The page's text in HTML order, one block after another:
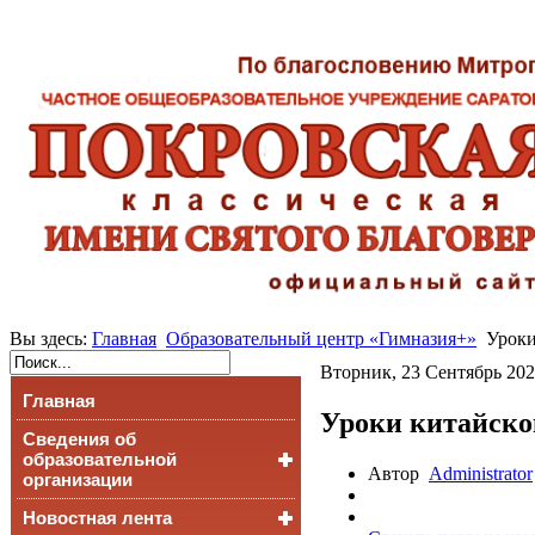
Вы здесь: Главная Образовательный центр «Гимназия+»
Главная
Сведения об
образовательной
организации
Основные сведения
Новостная лента
Вторник, 23 Сентябрь
Уроки
Автор Administrator